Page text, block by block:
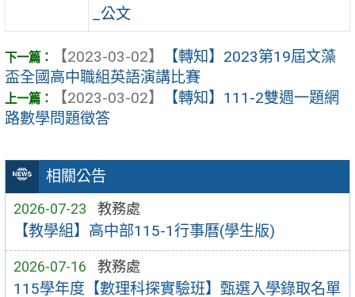
相關公告
2026-07-23 教務處
【教學組】高中部115-1行事曆(學生版)
2026-07-16 教務處
115學年度【數理科探實驗班】甄選入學錄取名單
_公文
【2023-03-02】
【轉知】2023第19屆文藻
盃全國高中職組英語演講比賽
【2023-03-02】
【轉知】111-2雙週一題網
路數學問題徵答